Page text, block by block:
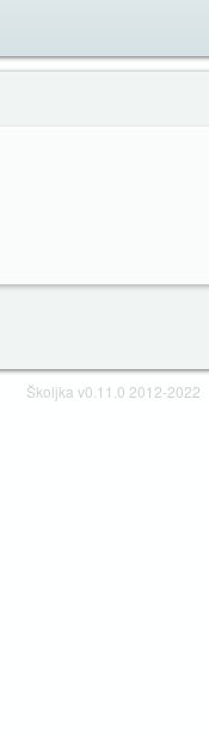
Školjka v0.11.0 2012-2022